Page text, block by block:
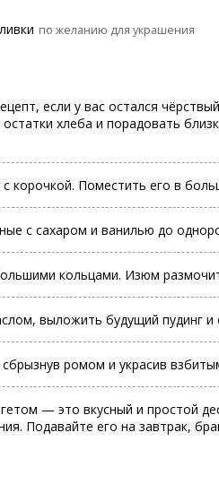
по желанию для украшения
если у вас остался
хлеба и порадовать
с корочкой. Поместить его в
с сахаром и ванилью до
кольцами. Изюм
выложить будущий пудинг и
ромом и украсив
— это вкусный и простой
Подавайте его на завтрак,